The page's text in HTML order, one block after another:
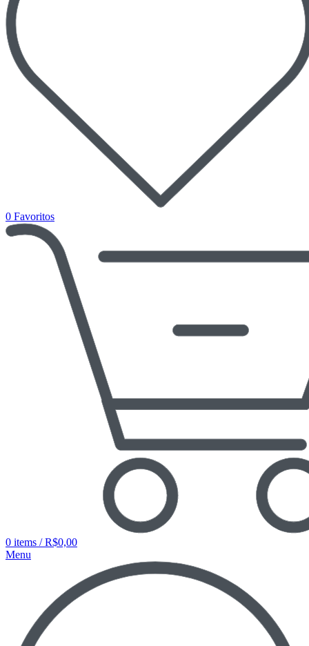
0 Favoritos
0 items / R$0,00
Menu